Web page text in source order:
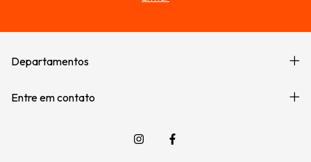
Departamentos
Entre em contato